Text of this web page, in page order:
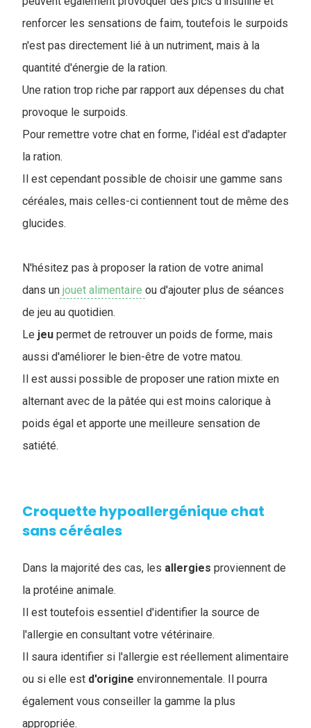
renforcer les sensations de faim, toutefois le surpoids
n'est pas directement lié à un nutriment, mais à la
quantité d'énergie de la ration.
Une ration trop riche par rapport aux dépenses du chat
provoque le surpoids.
Pour remettre votre chat en forme, l'idéal est d'adapter
la ration.
Il est cependant possible de choisir une gamme sans
céréales, mais celles-ci contiennent tout de même des
glucides.
N'hésitez pas à proposer la ration de votre animal
dans un jouet alimentaire ou d'ajouter plus de séances
de jeu au quotidien.
Le jeu permet de retrouver un poids de forme, mais
aussi d'améliorer le bien-être de votre matou.
Il est aussi possible de proposer une ration mixte en
alternant avec de la pâtée qui est moins calorique à
poids égal et apporte une meilleure sensation de
satiété.
Croquette hypoallergénique chat
sans céréales
Dans la majorité des cas, les allergies proviennent de
la protéine animale.
Il est toutefois essentiel d'identifier la source de
l'allergie en consultant votre vétérinaire.
Il saura identifier si l'allergie est réellement alimentaire
ou si elle est d'origine environnementale. Il pourra
également vous conseiller la gamme la plus
appropriée.